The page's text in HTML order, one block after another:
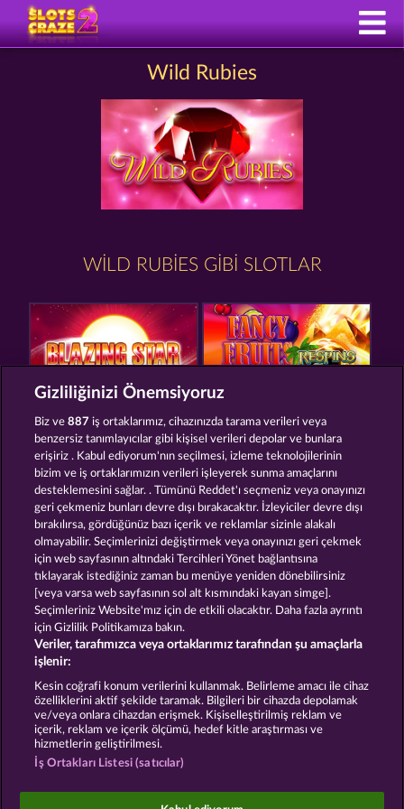
Wild Rubies
WILD RUBIES GIBI SLOTLAR
FRUITS & WILDS 2 ROYAL SEVEN ULTRA
Hüküm ve Koşullar Gizlilik Beyanı Künye
Şirket SSS Facebook
İptal talebini gönder
Sosyal casino oyunları sadece eğlence amaçlıdır ve
Gizliliğinizi Önemsiyoruz
Biz ve887 iş ortaklarımız, cihazınızda tarama verileri veya
benzersiz tanımlayıcılar gibi kişisel verileri depolar ve bunlara
erişiriz . Kabul ediyorum'nın seçilmesi, izleme teknolojilerinin
bizim ve iş ortaklarımızın verileri işleyerek sunma amaçlarını
desteklemesini sağlar. . Tümünü Reddet'ı seçmeniz veya onayınızı
geri çekmeniz bunları devre dışı bırakacaktır. İzleyiciler devre dışı
bırakılırsa, gördüğünüz bazı içerik ve reklamlar sizinle alakalı
olmayabilir. Seçimlerinizi değiştirmek veya onayınızı geri çekmek
için web sayfasının altındaki Tercihleri Yönet bağlantısına
tıklayarak istediğiniz zaman bu menüye yeniden dönebilirsiniz
[veya varsa web sayfasının sol alt kısmındaki kayan simge].
Seçimleriniz Website'mız için de etkili olacaktır. Daha fazla ayrıntı
için Gizlilik Politikamıza bakın.
Veriler, tarafımızca veya ortaklarımız tarafından şu amaçlarla
işlenir:
Kesin coğrafi konum verilerini kullanmak. Belirleme amacı ile cihaz
özelliklerini aktif şekilde taramak. Bilgileri bir cihazda depolamak
ve/veya onlara cihazdan erişmek. Kişiselleştirilmiş reklam ve
içerik, reklam ve içerik ölçümü, hedef kitle araştırması ve
hizmetlerin geliştirilmesi.
İş Ortakları Listesi (satıcılar)